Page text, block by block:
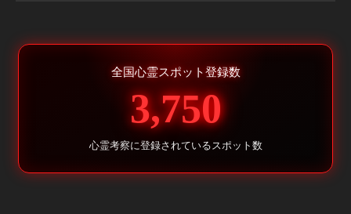
全国心霊スポット登録数
3,750
心霊考察に登録されているスポット数